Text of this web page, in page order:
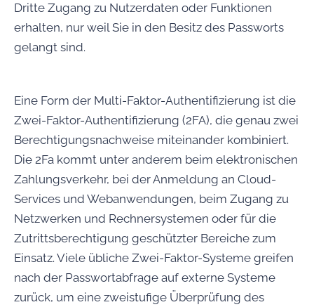
Dritte Zugang zu Nutzerdaten oder Funktionen
erhalten, nur weil Sie in den Besitz des Passworts
gelangt sind.
Eine Form der Multi-Faktor-Authentifizierung ist die
Zwei-Faktor-Authentifizierung (2FA), die genau zwei
Berechtigungsnachweise miteinander kombiniert.
Die 2Fa kommt unter anderem beim elektronischen
Zahlungsverkehr, bei der Anmeldung an Cloud-
Services und Webanwendungen, beim Zugang zu
Netzwerken und Rechnersystemen oder für die
Zutrittsberechtigung geschützter Bereiche zum
Einsatz. Viele übliche Zwei-Faktor-Systeme greifen
nach der Passwortabfrage auf externe Systeme
zurück, um eine zweistufige Überprüfung des